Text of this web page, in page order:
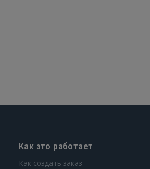
Как это работает
Как создать заказ